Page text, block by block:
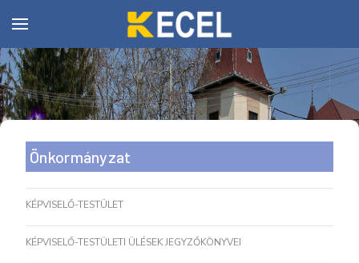
Önkormányzat
KÉPVISELŐ-TESTÜLET
KÉPVISELŐ-TESTÜLETI ÜLÉSEK JEGYZŐKÖNYVEI